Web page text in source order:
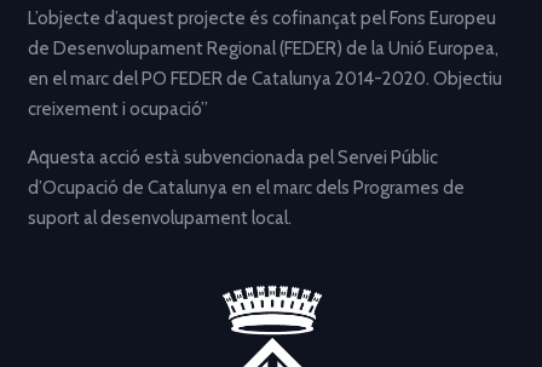
L’objecte d’aquest projecte és cofinançat pel Fons Europeu
de Desenvolupament Regional (FEDER) de la Unió Europea,
en el marc del PO FEDER de Catalunya 2014-2020. Objectiu
creixement i ocupació”
Aquesta acció està subvencionada pel Servei Públic
d’Ocupació de Catalunya en el marc dels Programes de
suport al desenvolupament local.